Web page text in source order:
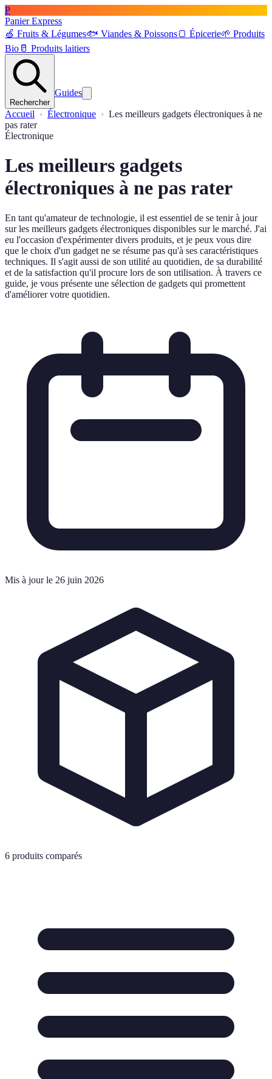
P
Panier Express
🍏 Fruits & Légumes🐟 Viandes & Poissons🍞 Épicerie🌱 Produits
Bio 🥛 Produits laitiers
Rechercher
Guides
Accueil Électronique
Les meilleurs gadgets électroniques à ne
pas rater
Électronique
Les meilleurs gadgets
électroniques à ne pas rater
En tant qu'amateur de technologie, il est essentiel de se tenir à jour
sur les meilleurs gadgets électroniques disponibles sur le marché. J'ai
eu l'occasion d'expérimenter divers produits, et je peux vous dire
que le choix d'un gadget ne se résume pas qu'à ses caractéristiques
techniques. Il s'agit aussi de son utilité au quotidien, de sa durabilité
et de la satisfaction qu'il procure lors de son utilisation. À travers ce
guide, je vous présente une sélection de gadgets qui promettent
d'améliorer votre quotidien.
Mis à jour le 26 juin 2026
6 produits comparés